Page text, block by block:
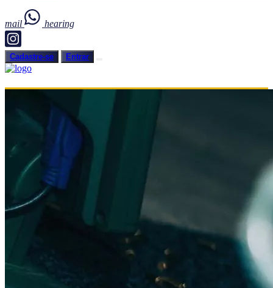
mail hearing
Cadastre-se Entrar